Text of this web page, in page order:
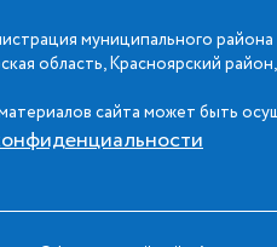
муниципального
область, Красноярский
сайта может быть